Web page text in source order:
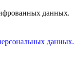
данных.
данных.